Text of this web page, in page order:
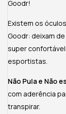
Goodr!
Existem os
Goodr: deixam
super
esportistas.
Não Pula e Não
com aderência
transpirar.